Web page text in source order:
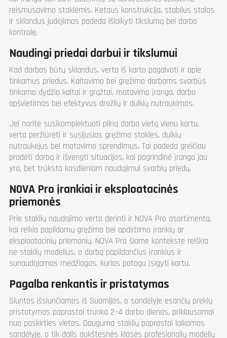
reismusavimo staklėmis. Ketaus konstrukcija, stabilus stalas
ir sklandus judėjimas padeda išlaikyti tikslumą bei darbo
kontrolę.
Naudingi priedai darbui ir tikslumui
Kad darbas būtų sklandus, verta iš karto pagalvoti ir apie
tinkamus priedus. Kaltavimo bei gręžimo darbams svarbūs
tinkamo dydžio kaltai ir grąžtai, matavimo įranga, darbo
apšvietimas bei efektyvus drožlių ir dulkių nutraukimas.
Jei norite susikomplektuoti pilną darbo vietą vienu kartu,
verta peržiūrėti ir susijusias gręžimo stakles, dulkių
nutraukėjus bei matavimo sprendimus. Tai padeda greičiau
pradėti darbą ir išvengti situacijos, kai pagrindinė įranga jau
yra, bet trūksta kasdieniam naudojimui svarbių priedų.
NOVA Pro įrankiai ir eksploatacinės
priemonės
Prie staklių naudojimo verta derinti ir NOVA Pro asortimentą,
kai reikia papildomų gręžimo bei apdirbimo įrankių ar
eksploatacinių priemonių. NOVA Pro šiame kontekste reiškia
ne staklių modelius, o darbą papildančius įrankius ir
sunaudojamas medžiagas, kurias patogu įsigyti kartu.
Pagalba renkantis ir pristatymas
Siuntos išsiunčiamos iš Suomijos, o sandėlyje esančių prekių
pristatymas paprastai trunka 2–4 darbo dienas, priklausomai
nuo paskirties vietos. Dauguma staklių paprastai laikomos
sandėlyje, o tik dalis aukštesnės klasės profesionalių modelių